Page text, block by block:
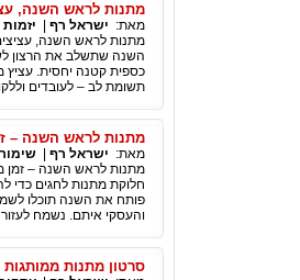
מתנות לראש השנה,
מאת: ישראל רף
מתנות לראש השנה,
השנה שתשלב את הרצון
כספית קטנה יחסית. עציץ
תשומת לב – לעובדים
מתנות לראש השנה –
מאת: ישראל רף
מתנות לראש השנה – זמן
חלוקת מתנות לחגים כדי
פותח את השנה תוכלו
והעסקי איתם. נשמח לעזור ישראל רף 052-2978583 למה כדאי לכם
סרטון מתנות